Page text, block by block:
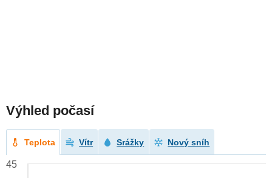
Výhled počasí
Teplota Vítr Srážky Nový sníh
45